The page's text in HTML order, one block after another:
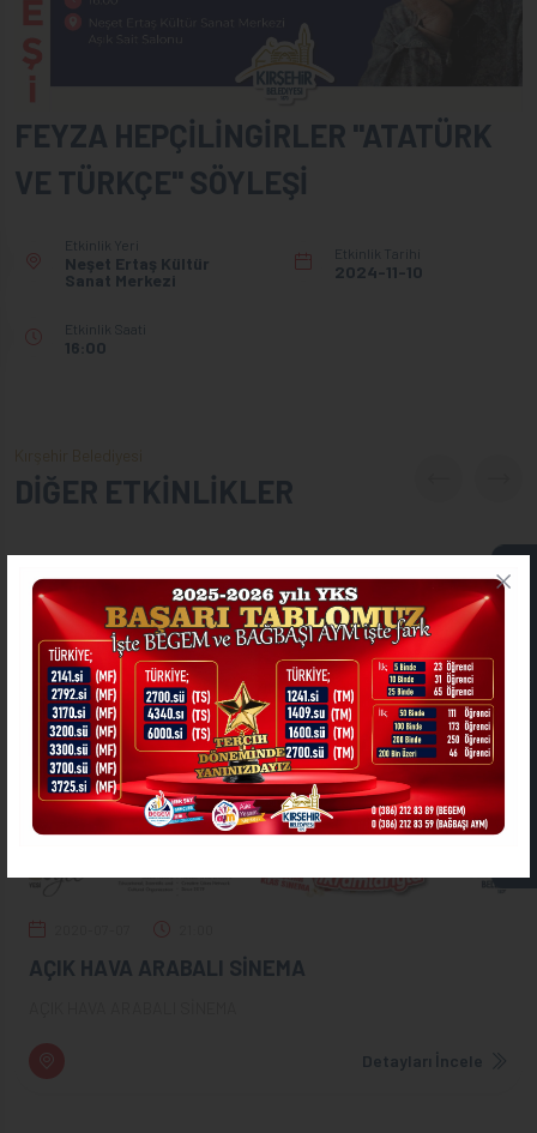
FEYZA HEPÇİLİNGİRLER "ATATÜRK
VE TÜRKÇE" SÖYLEŞİ
Etkinlik Yeri
Neşet Ertaş Kültür
Sanat Merkezi
Etkinlik Tarihi
2024-11-10
Etkinlik Saati
16:00
DİĞER ETKİNLİKLER
AÇIK HAVA ARABALI SİNEMA
Detayları İncele
ONLİNE İŞLEMLER